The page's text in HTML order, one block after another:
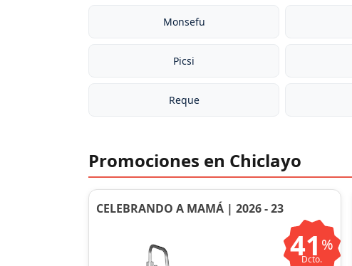
Monsefu
Picsi
Reque
Promociones en Chiclayo
CELEBRANDO A MAMÁ | 2026 - 23
41 %
Dcto.